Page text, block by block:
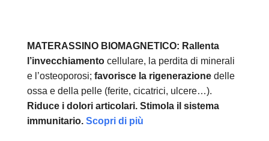
MATERASSINO BIOMAGNETICO: Rallenta
l’invecchiamentocellulare, la perdita di minerali
e l’osteoporosi; favorisce la rigenerazionedelle
ossa e della pelle (ferite, cicatrici, ulcere…).
Riduce i dolori articolari. Stimola il sistema
immunitario. Scopri di più